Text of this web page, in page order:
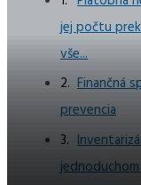
jej počtu
vše...
Finančná
prevencia